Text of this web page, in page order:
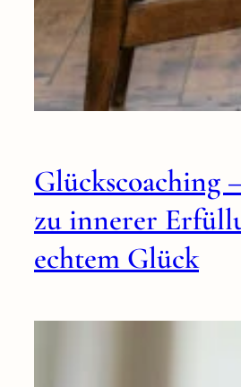
Glückscoaching
zu innerer
echtem Glück